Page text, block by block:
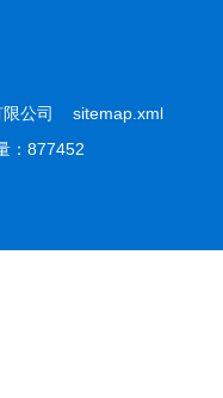
限公司 sitemap.xml
：877452